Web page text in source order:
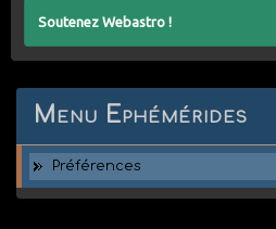
Soutenez Webastro !
Menu Ephémérides
Préférences